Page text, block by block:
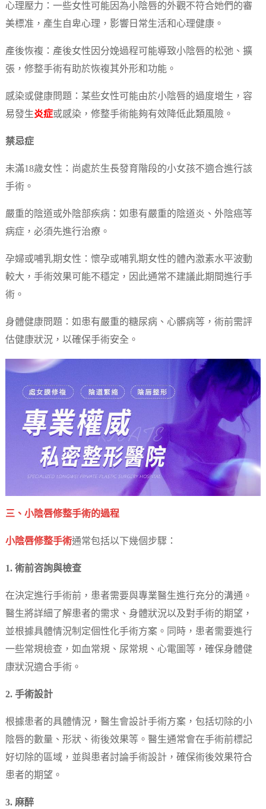
心理壓力：一些女性可能因為小陰唇的外觀不符合她們的審
美標准，產生自卑心理，影響日常生活和心理健康。
產後恢複：產後女性因分娩過程可能導致小陰唇的松弛、擴
張，修整手術有助於恢複其外形和功能。
感染或健康問題：某些女性可能由於小陰唇的過度增生，容
易發生炎症或感染，修整手術能夠有效降低此類風險。
禁忌症
未滿18歲女性：尚處於生長發育階段的小女孩不適合進行該
手術。
嚴重的陰道或外陰部疾病：如患有嚴重的陰道炎、外陰癌等
病症，必須先進行治療。
孕婦或哺乳期女性：懷孕或哺乳期女性的體內激素水平波動
較大，手術效果可能不穩定，因此通常不建議此期間進行手
術。
身體健康問題：如患有嚴重的糖尿病、心髒病等，術前需評
估健康狀況，以確保手術安全。
三、小陰唇修整手術的過程
小陰唇修整手術通常包括以下幾個步驟：
1. 術前咨詢與檢查
在決定進行手術前，患者需要與專業醫生進行充分的溝通。
醫生將詳細了解患者的需求、身體狀況以及對手術的期望，
並根據具體情況制定個性化手術方案。同時，患者需要進行
一些常規檢查，如血常規、尿常規、心電圖等，確保身體健
康狀況適合手術。
2. 手術設計
根據患者的具體情況，醫生會設計手術方案，包括切除的小
陰唇的數量、形狀、術後效果等。醫生通常會在手術前標記
好切除的區域，並與患者討論手術設計，確保術後效果符合
患者的期望。
3. 麻醉